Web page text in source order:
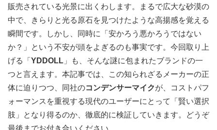
販売されている光景に出くわします。まるで広大な砂漠の
中で、きらりと光る原石を見つけたような高揚感を覚える
瞬間です。しかし、同時に「安かろう悪かろうではない
か？」という不安が頭をよぎるのも事実です。今回取り上
げる「 YDDOLL 」も、そんな謎に包まれたブランドの一
つと言えます。本記事では、この知られざるメーカーの正
体に迫りつつ、同社のコンデンサーマイクが、コストパフ
ォーマンスを重視する現代のユーザーにとって「賢い選択
肢」となり得るのか、徹底的に検証していきます。どうぞ